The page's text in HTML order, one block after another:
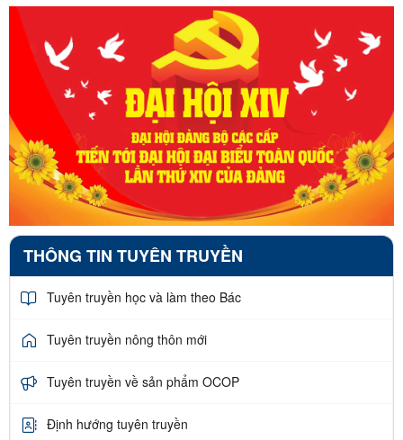
THÔNG TIN TUYÊN TRUYỀN
Tuyên truyền học và làm theo Bác
Tuyên truyền nông thôn mới
Tuyên truyền về sản phẩm OCOP
Định hướng tuyên truyền